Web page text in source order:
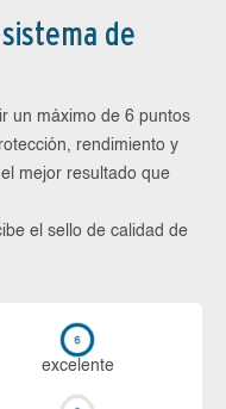
de
un máximo de 6 puntos
rendimiento y
mejor resultado que
el sello de calidad de
ex­ce­len­te